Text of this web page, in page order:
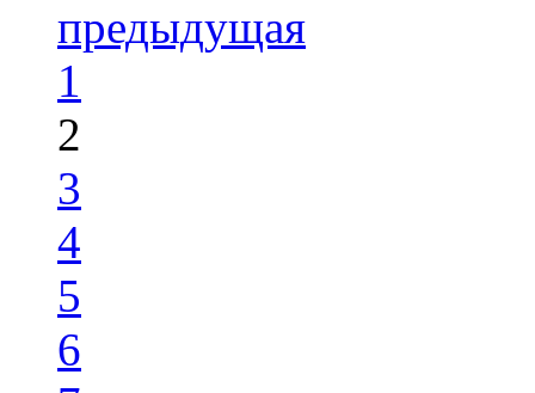
предыдущая
1
2
3
4
5
6